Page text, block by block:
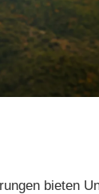
bieten